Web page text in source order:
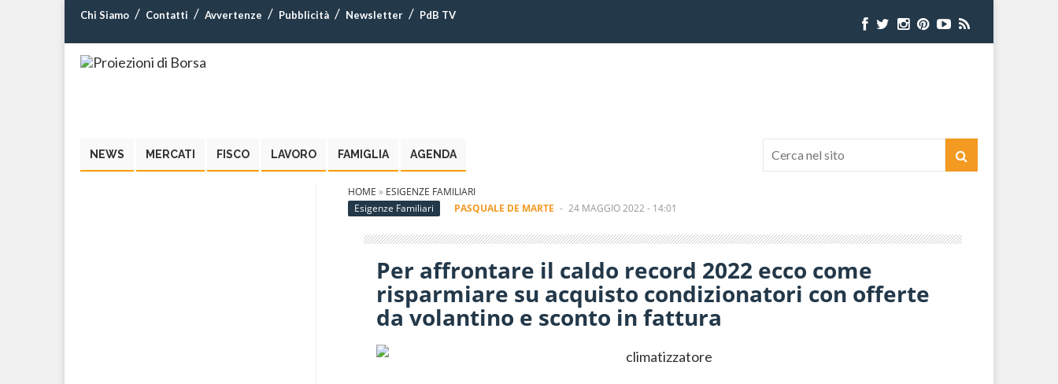
Chi Siamo Contatti Avvertenze Pubblicità Newsletter PdB TV
NEWS MERCATI FISCO LAVORO FAMIGLIA AGENDA
HOME » ESIGENZE FAMILIARI
Esigenze Familiari
PASQUALE DE MARTE - 24 MAGGIO 2022 - 14:01
Per affrontare il caldo record 2022 ecco come
risparmiare su acquisto condizionatori con offerte
da volantino e sconto in fattura